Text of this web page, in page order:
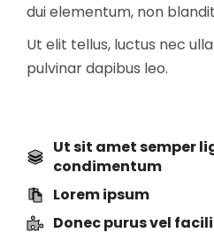
dui elementum, non
Ut elit tellus, luctus nec
pulvinar dapibus leo.
Ut sit amet semper
condimentum
Lorem ipsum
Donec purus vel